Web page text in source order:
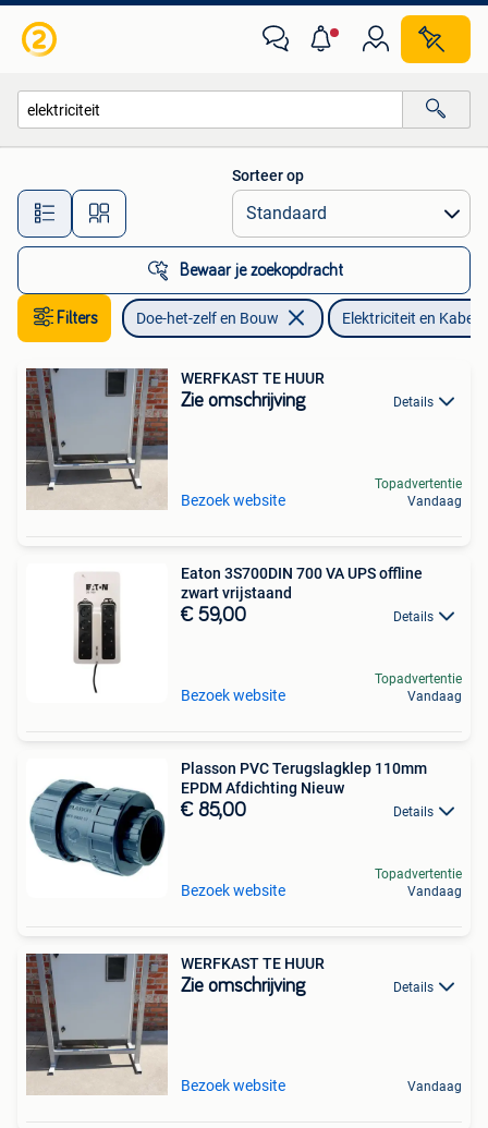
Alle afstanden…
Sorteer op
Bewaar je zoekopdracht
Filters Doe-het-zelf en Bouw Elektriciteit en Kabels
WERFKAST TE HUUR
Zie omschrijving Details
Bezoek website
Topadvertentie
Vandaag
Eaton 3S700DIN 700 VA UPS offline
zwart vrijstaand
€ 59,00 Details
Bezoek website
Topadvertentie
Vandaag
Plasson PVC Terugslagklep 110mm
EPDM Afdichting Nieuw
€ 85,00 Details
Bezoek website
Topadvertentie
Vandaag
WERFKAST TE HUUR
Zie omschrijving Details
Bezoek website Vandaag